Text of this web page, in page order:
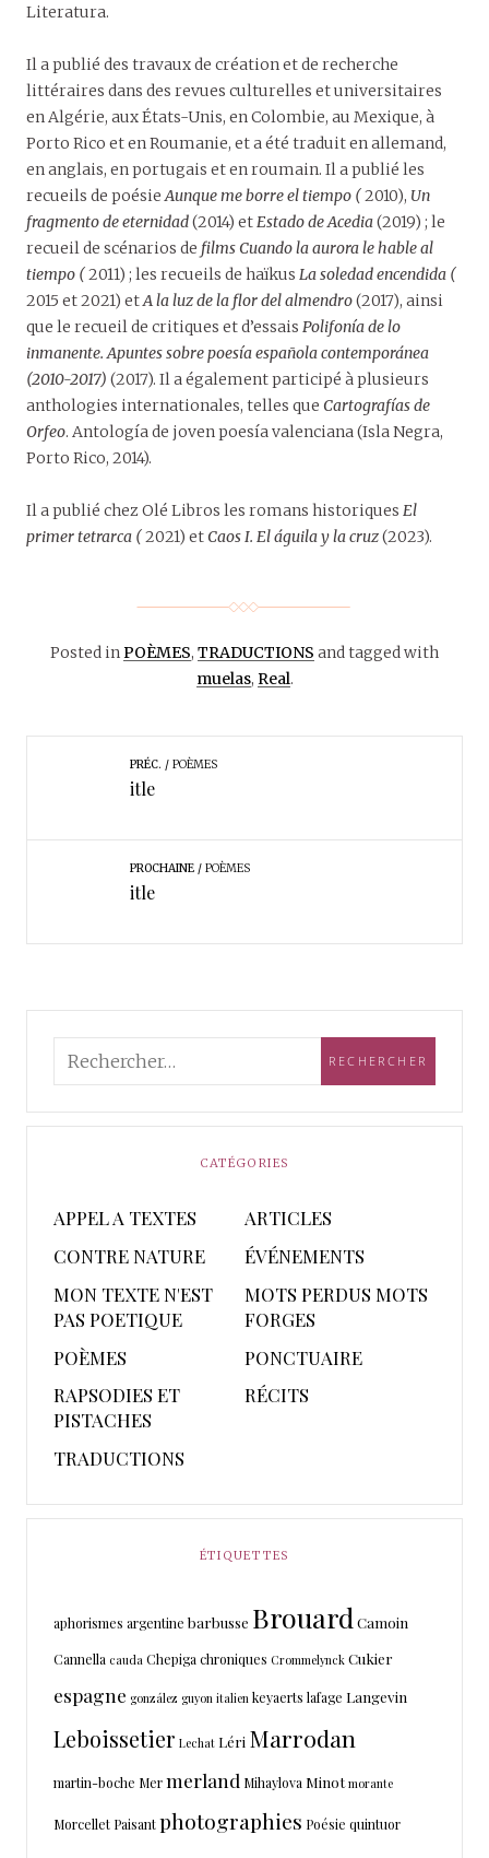
Literatura.
Il a publié des travaux de création et de recherche
littéraires dans des revues culturelles et universitaires
en Algérie, aux États-Unis, en Colombie, au Mexique, à
Porto Rico et en Roumanie, et a été traduit en allemand,
en anglais, en portugais et en roumain. Il a publié les
recueils de poésieAunque me borre eltiempo (2010), Un
fragmento de eternidad(2014) etEstado de Acedia(2019) ; le
recueil de scénarios de films Cuando la aurora le hable al
tiempo (2011) ; les recueils de haïkus La soledad encendida (
2015 et 2021) etA la luz de la flor del almendro(2017), ainsi
que le recueil de critiques et d’essais Polifonía de lo
inmanente. Apuntes sobre poesía española contemporánea
(2010-2017) (2017). Il a également participé à plusieurs
anthologies internationales, telles que Cartografías de
Orfeo. Antología de joven poesía valenciana (Isla Negra,
Porto Rico, 2014).
Il a publié chez Olé Libros les romans historiques El
primer tetrarca (2021) etCaos I. El águila y la cruz(2023).
Posted inPOÈMES, TRADUCTIONS and tagged with
muelas, Real.
PRÉC. POÈMES
itle
PROCHAINE POÈMES
itle
CATÉGORIES
APPEL A TEXTES
ARTICLES
CONTRE NATURE
ÉVÉNEMENTS
MON TEXTE N'EST
PAS POETIQUE
MOTS PERDUS MOTS
FORGES
POÈMES
PONCTUAIRE
RAPSODIES ET
PISTACHES
RÉCITS
TRADUCTIONS
ÉTIQUETTES
aphorismes argentine barbusse Brouard Camoin
Cannella cauda Chepigachroniques Crommelynck Cukier
espagne gonzález guyon italien keyaerts lafage Langevin
Leboissetier Lechat Léri Marrodan
martin-boche Mermerland Mihaylova Minot morante
Morcellet Paisantphotographies Poésie quintuor